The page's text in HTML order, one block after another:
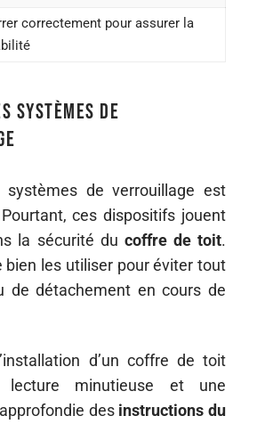
correctement pour assurer la
systèmes de
systèmes de verrouillage est
ces dispositifs jouent
la sécurité du coffre de toit.
bien les utiliser pour éviter tout
de détachement en cours de
d’un coffre de toit
lecture minutieuse et une
des instructions du